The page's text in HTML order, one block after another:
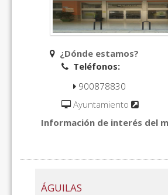
¿Dónde estamos?
Teléfonos:
900878830
Ayuntamiento
Información de interés del
ÁGUILAS